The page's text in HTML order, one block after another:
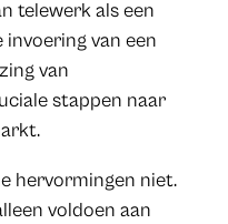
telewerk als een
invoering van een
van
stappen naar
hervormingen niet.
voldoen aan